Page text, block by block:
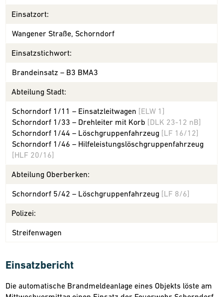
Einsatzort:
Wangener Straße, Schorndorf
Einsatzstichwort:
Brandeinsatz – B3 BMA3
Abteilung Stadt:
Schorndorf 1/11 – Einsatzleitwagen [ELW 1]
Schorndorf 1/33 – Drehleiter mit Korb [DLK 23-12 nB]
Schorndorf 1/44 – Löschgruppenfahrzeug [LF 16/12]
Schorndorf 1/46 – Hilfeleistungslöschgruppenfahrzeug
[HLF 20/16]
Abteilung Oberberken:
Schorndorf 5/42 – Löschgruppenfahrzeug [LF 8/6]
Polizei:
Streifenwagen
Einsatzbericht
Die automatische Brandmeldeanlage eines Objekts löste am